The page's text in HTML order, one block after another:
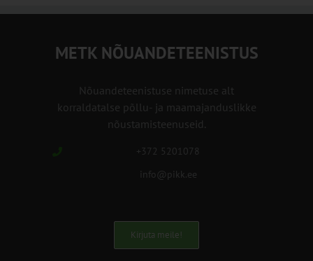
METK NÕUANDETEENISTUS
Nõuandeteenistuse nimetuse alt
korraldatalse põllu- ja maamajanduslikke
nõustamisteenuseid.
+372 5201078
info@pikk.ee
Kirjuta meile!